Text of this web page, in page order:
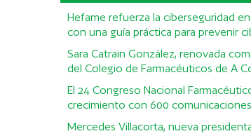
Hefame refuerza la ciberseguridad
con una guía práctica para prevenir
Sara Catrain González, renovada
del Colegio de Farmacéuticos de A
El 24 Congreso Nacional
crecimiento con 600
Mercedes Villacorta, nueva